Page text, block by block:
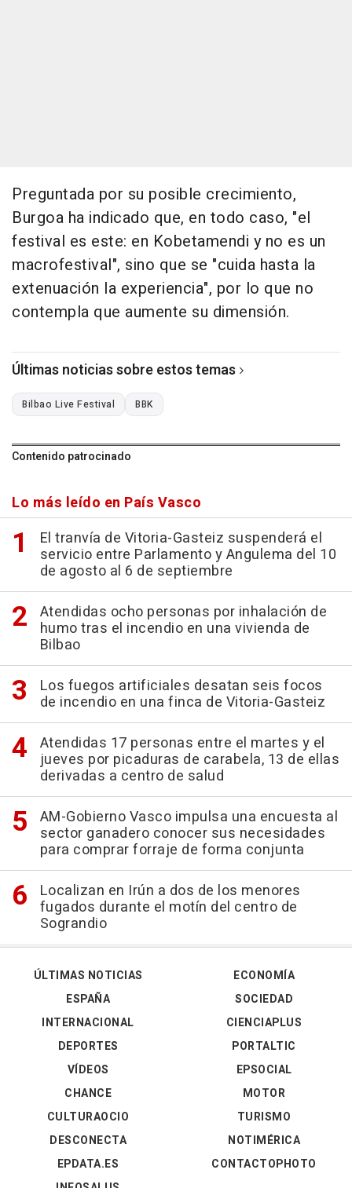
Preguntada por su posible crecimiento,
Burgoa ha indicado que, en todo caso, "el
festival es este: en Kobetamendi y no es un
macrofestival", sino que se "cuida hasta la
extenuación la experiencia", por lo que no
contempla que aumente su dimensión.
Últimas noticias sobre estos temas
Bilbao Live Festival BBK
Contenido patrocinado
Lo más leído en País Vasco
El tranvía de Vitoria-Gasteiz suspenderá el
servicio entre Parlamento y Angulema del 10
de agosto al 6 de septiembre
Atendidas ocho personas por inhalación de
humo tras el incendio en una vivienda de
Bilbao
Los fuegos artificiales desatan seis focos
de incendio en una finca de Vitoria-Gasteiz
Atendidas 17 personas entre el martes y el
jueves por picaduras de carabela, 13 de ellas
derivadas a centro de salud
AM-Gobierno Vasco impulsa una encuesta al
sector ganadero conocer sus necesidades
para comprar forraje de forma conjunta
Localizan en Irún a dos de los menores
fugados durante el motín del centro de
Sograndio
ÚLTIMAS NOTICIAS
ESPAÑA
INTERNACIONAL
DEPORTES
VÍDEOS
ECONOMÍA
SOCIEDAD
CIENCIAPLUS
PORTALTIC
EPSOCIAL
CHANCE
CULTURAOCIO
DESCONECTA
EPDATA.ES
MOTOR
TURISMO
NOTIMÉRICA
CONTACTOPHOTO